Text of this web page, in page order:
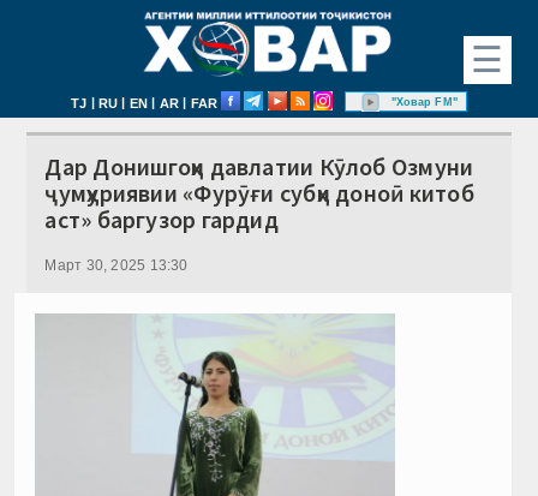
☰
TJ | RU | EN | AR | FAR "Ховар FM"
Дар Донишгоҳи давлатии Кӯлоб Озмуни
ҷумҳуриявии «Фурӯғи субҳи доноӣ китоб
аст» баргузор гардид
Март 30, 2025 13:30